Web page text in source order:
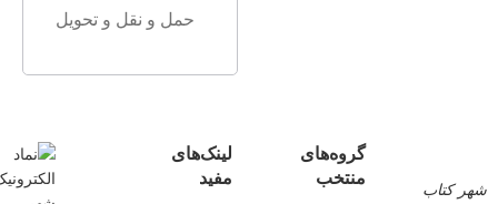
حمل و نقل و تحویل
شهر کتاب
گروه‌های
منتخب
لینک‌های
مفید